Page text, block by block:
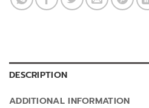
DESCRIPTION
ADDITIONAL INFORMATION